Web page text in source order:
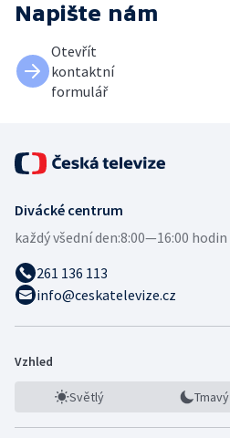
Napište nám
Otevřít
kontaktní
formulář
Divácké centrum
každý všední den:8:00—16:00 hodin
261 136 113
info@ceskatelevize.cz
Vzhled
Světlý Tmavý